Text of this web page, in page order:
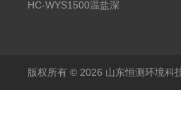
分析仪
HC-WYS1500温盐深
版权所有 © 2026 山东恒测环境科